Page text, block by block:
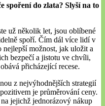
spoření do zlata? Slyší na to
už několik let, jsou oblíbené
spoří. Čím dál více lidí v
možnost, jak uložit a
bezpečí a jistotu ve chvíli,
přicházející recese.
z nejvýhodnějších strategií
je průměrování ceny.
jejichž jednorázový nákup